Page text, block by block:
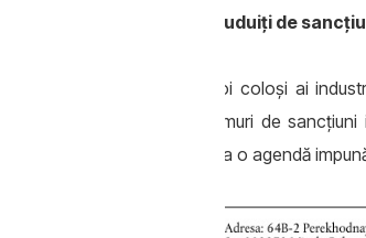
și MAZ, doi coloși zguduiți de
Belcommunmaș și MAZ, doi coloși ai
s-au pomenit în diferite regimuri de
care primăria Chișinău anunța o agendă